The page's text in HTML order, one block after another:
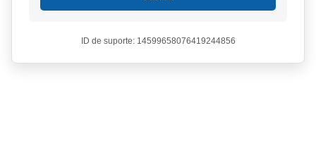
ID de suporte: 14599658076419244856